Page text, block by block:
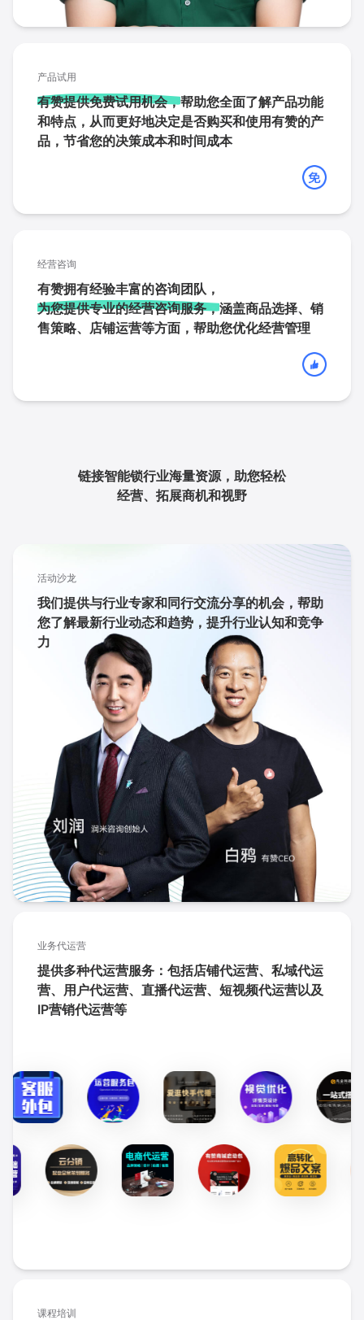
产品试用
有赞提供免费试用机会，帮助您全面了解产品功能
和特点，从而更好地决定是否购买和使用有赞的产
品，节省您的决策成本和时间成本
经营咨询
有赞拥有经验丰富的咨询团队，
为您提供专业的经营咨询服务，涵盖商品选择、销
售策略、店铺运营等方面，帮助您优化经营管理
链接智能锁行业海量资源，助您轻松
经营、拓展商机和视野
活动沙龙
我们提供与行业专家和同行交流分享的机会，帮助
您了解最新行业动态和趋势，提升行业认知和竞争
力
业务代运营
提供多种代运营服务：包括店铺代运营、私域代运
营、用户代运营、直播代运营、短视频代运营以及
IP营销代运营等
课程培训